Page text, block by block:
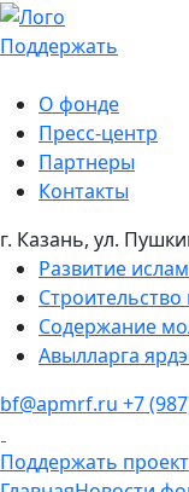
Поддержать
О фонде
Пресс-центр
Партнеры
Контакты
г. Казань, ул.
Развитие
Содержание
Авылларга
bf@apmrf.ru +7
Поддержать проект